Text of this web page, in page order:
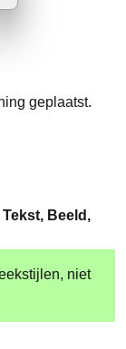
geplaatst.
Beeld,
niet